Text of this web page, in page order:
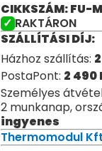
CIKKSZÁM: FU-
RAKTÁRON
SZÁLLÍTÁSI DÍJ:
Házhoz szállítás:
PostaPont: 2 490
Személyes
2 munkanap,
ingyenes
Thermomodul Kft